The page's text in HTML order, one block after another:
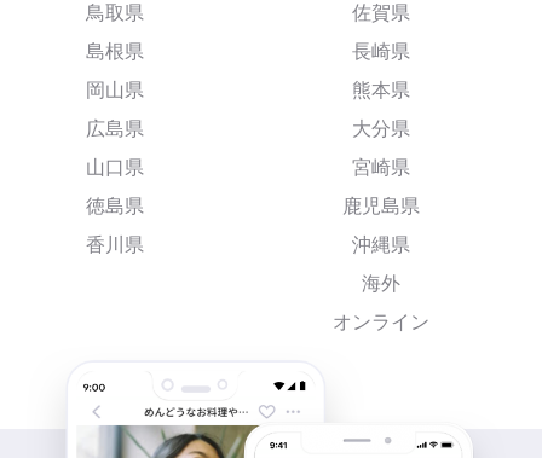
鳥取県
島根県
岡山県
広島県
山口県
徳島県
香川県
佐賀県
長崎県
熊本県
大分県
宮崎県
鹿児島県
沖縄県
海外
オンライン